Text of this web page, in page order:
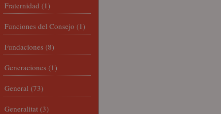
Fraternidad (1)
Funciones del Consejo (1)
Fundaciones (8)
Generaciones (1)
General (73)
Generalitat (3)